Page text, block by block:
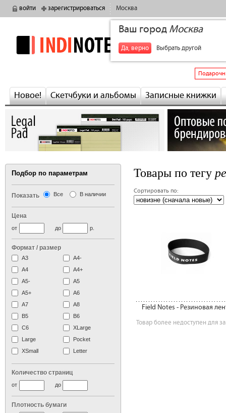
войти зарегистрироваться Москва
Ваш город Москва
Да, верно Выбрать другой
indinotes
Новое! Скетчбуки и альбомы Записные книжки
Товары по тегу
Сортировать по:
Field Notes - Резиновая
Товар более недоступен для
Подбор по параметрам
Показать Все В наличии
Цена
до
от р.
Формат / размер
А3
А4-
А4
A4+
А5-
А5
A5+
А6
А7
A8
B5
B6
C6
XLarge
Large
Pocket
XSmall
Letter
Количество страниц
до
от
Плотность бумаги